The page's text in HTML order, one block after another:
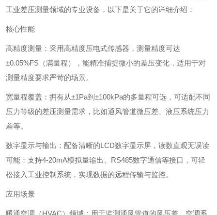
工业差压测量领域的专业设备，以下是关于它的详细介绍：
核心性能
‌高精度测量‌：采用高精度压电式传感器，测量精度可达
±0.05%FS（满量程），能精准捕捉微小的差压变化，适用于对
测量精度要求严苛的场景。
‌宽量程覆盖‌：拥有从±1Pa到±100kPa的多量程可选，可适配不同
压力等级的差压测量需求，比如通风管道微压差、液压系统压力
差等。
‌数字显示与输出‌：配备清晰的LCD数字显示屏，读数直观无误读
可能；支持4-20mA模拟量输出、RS485数字通信等接口，可轻
松接入工业控制系统，实现数据的远程传输与监控。
应用场景
‌暖通空调（HVAC）领域‌：用于监测通风管道的风压差、空调系